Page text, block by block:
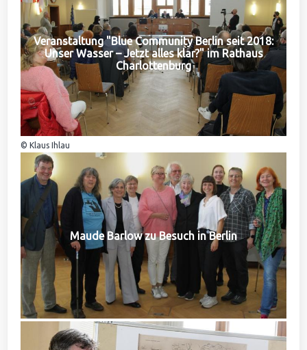
Veranstaltung "Blue Community Berlin seit 2018:
Unser Wasser – Jetzt alles klar?" im Rathaus
Charlottenburg
© Klaus Ihlau
Maude Barlow zu Besuch in Berlin